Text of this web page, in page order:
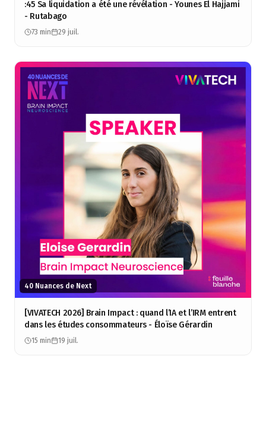
:45 Sa liquidation a été une révélation - Younes El Hajjami
- Rutabago
73 min 29 juil.
40 Nuances de Next
[VIVATECH 2026] Brain Impact : quand l’IA et l’IRM entrent
dans les études consommateurs - Éloïse Gérardin
15 min 19 juil.